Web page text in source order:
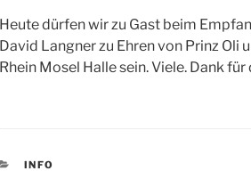
Heute dürfen wir zu Gast beim
David Langner zu Ehren von Prinz Oli
Rhein Mosel Halle sein. Viele. Dank
KATEGORIEN
INFO